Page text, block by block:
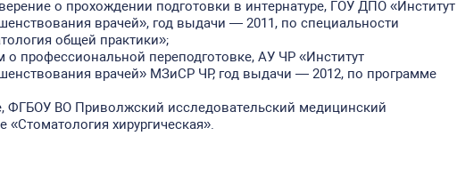
о прохождении подготовки в интернатуре, ГОУ ДПО «Институт
врачей», год выдачи — 2011, по специальности
общей практики»;
профессиональной переподготовке, АУ ЧР «Институт
врачей» МЗиСР ЧР, год выдачи — 2012, по программе
ФГБОУ ВО Приволжский исследовательский медицинский
хирургическая».